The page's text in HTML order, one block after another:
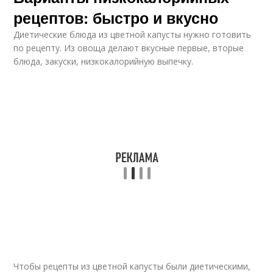
рецептов: быстро и вкусно
Диетические блюда из цветной капусты нужно готовить
по рецепту. Из овоща делают вкусные первые, вторые
блюда, закуски, низкокалорийную выпечку.
Чтобы рецепты из цветной капусты были диетическими,